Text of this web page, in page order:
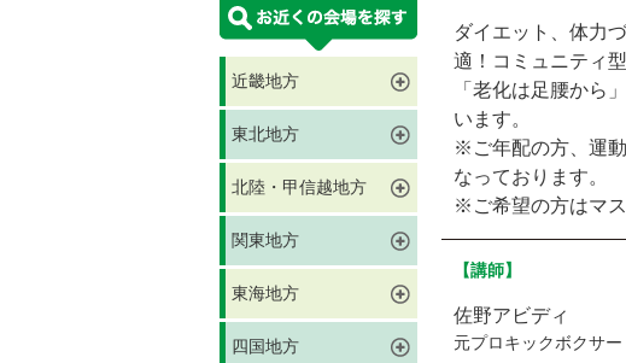
近畿地方
東北地方
北陸・甲信越地方
関東地方
東海地方
四国地方
ダイエット、体力
適！コミュニティ
「老化は足腰から
います。
※ご年配の方、運
なっております。
※ご希望の方はマ
【講師】
佐野アビディ
元プロキックボクサー